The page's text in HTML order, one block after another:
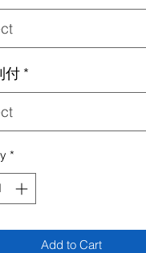
付 *
*
Add to Cart